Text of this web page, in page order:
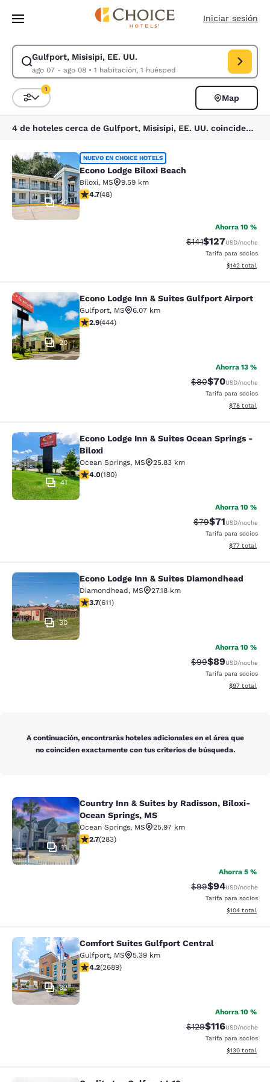
Pasar A Contenido Principal
Iniciar sesión
Gulfport, Misisipi, EE. UU.
ago 07 - ago 08• 1 habitación, 1 huésped
Modificar la búsqueda de Gulfport, Misisipi, EE. UU.. Fecha de check-
Ordenar y filtrar
1
Map
4 de hoteles cerca de Gulfport, Misisipi, EE. UU. coinciden con tus filtros
Econo Lodge Biloxi Beach
40
NUEVO EN CHOICE HOTELS
Econo Lodge Biloxi Beach
Biloxi, MS
9.59 km
calificación de 4.73 estrellas. Excepcional. 48 reseñas
4.7(48)
Ahorra 10 %
Precio tachado:
$141Precio con
$127USD/noche
Tarifa para socios
Ver detalles
$142 total
Econo Lodge Inn & Suites Gulfport
20
Econo Lodge Inn & Suites Gulfport Airport
Gulfport, MS
6.07 km
calificación de 2.9 estrellas. Feria. 444 reseñas
2.9(444)
Ahorra 13 %
Precio tachado:
$80Precio con
$70USD/noche
Tarifa para socios
Ver detalles
$78 total
Econo Lodge Inn & Suites Ocean
41
Econo Lodge Inn & Suites Ocean Springs -
Biloxi
Ocean Springs, MS
25.83 km
calificación de 4.03 estrellas. Muy bueno. 180 reseñas
4.0(180)
Ahorra 10 %
Precio tachado:
$79Precio con
$71USD/noche
Tarifa para socios
Ver detalles
$77 total
Econo Lodge Inn & Suites
30
Econo Lodge Inn & Suites Diamondhead
Diamondhead, MS
27.18 km
calificación de 3.73 estrellas. Bueno. 611 reseñas
3.7(611)
Ahorra 10 %
Precio tachado:
$99Precio con
$89USD/noche
Tarifa para socios
Ver detalles
$97 total
A continuación, encontrarás hoteles adicionales en el área que
no coinciden exactamente con tus criterios de búsqueda.
Country Inn & Suites by Radisson,
11
Country Inn & Suites by Radisson, Biloxi-
Ocean Springs, MS
Ocean Springs, MS
25.97 km
calificación de 2.71 estrellas. Feria. 283 reseñas
2.7(283)
Ahorra 5 %
Precio tachado:
$99Precio con
$94USD/noche
Tarifa para socios
Ver detalles
$104 total
Comfort Suites Gulfport Central
32
Comfort Suites Gulfport Central
Gulfport, MS
5.39 km
calificación de 4.15 estrellas. Muy bueno. 2689
4.2(2689)
Ahorra 10 %
Precio tachado:
$129Precio con
$116USD/noche
Tarifa para socios
Ver detalles
$130 total